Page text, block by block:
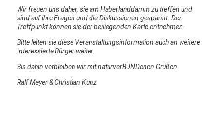
Wir freuen uns daher, sie am Haberlanddamm zu treffen und
sind auf ihre Fragen und die Diskussionen gespannt. Den
Treffpunkt können sie der beiliegenden Karte entnehmen.
Bitte leiten sie diese Veranstaltungsinformation auch an weitere
Interessierte Bürger weiter.
Bis dahin verbleiben wir mit naturverBUNDenen Grüßen
Ralf Meyer & Christian Kunz